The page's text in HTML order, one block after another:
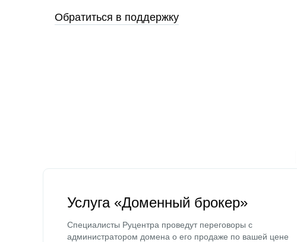
Обратиться в поддержку
Услуга «Доменный брокер»
Специалисты Руцентра проведут переговоры с
администратором домена о его продаже по вашей цене